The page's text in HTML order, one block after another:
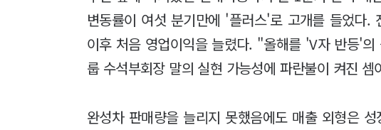
변동률이 여섯 분기만에 '플러스'로 고개를 들었다
이후 처음 영업이익을 늘렸다. "올해를 'V자 반등'
룹 수석부회장 말의 실현 가능성에 파란불이 켜진 셈
완성차 판매량을 늘리지 못했음에도 매출 외형은